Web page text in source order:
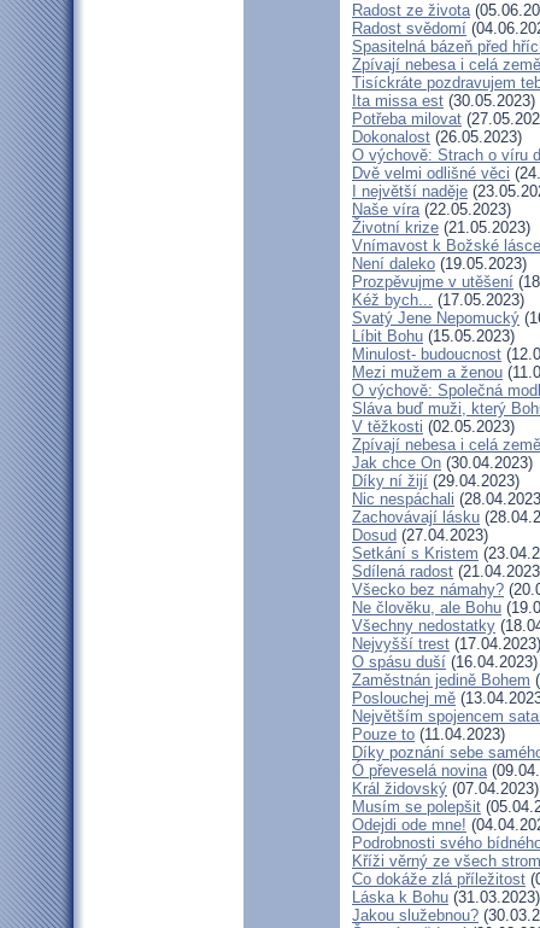
Radost ze života
Radost svědomí
Spasitelná bázeň před
Zpívají nebesa i celá země
Tisíckráte pozdravujem
Ita missa est (30.05.2023)
Potřeba milovat
Dokonalost (26.05.2023)
O výchově: Strach o víru
Dvě velmi odlišné věci
I největší naděje
Naše víra(22.05.2023)
Životní krize (21.05.2023)
Vnímavost k Božské
Není daleko (19.05.2023)
Prozpěvujme v utěšení
Kéž bych... (17.05.2023)
Svatý Jene Nepomucký
Líbit Bohu (15.05.2023)
Minulost- budoucnost
Mezi mužem a ženou
O výchově: Společná
Sláva buď muži, který
V těžkosti (02.05.2023)
Zpívají nebesa i celá země
Jak chce On (30.04.2023)
Díky ní žijí (29.04.2023)
Nic nespáchali
Zachovávají lásku
Dosud (27.04.2023)
Setkání s Kristem
Sdílená radost
Všecko bez námahy?
Ne člověku, ale Bohu
Všechny nedostatky
Nejvyšší trest (17.04.2023)
O spásu duší (16.04.2023)
Zaměstnán jedině Bohem
Poslouchej mě
Největším spojencem
Pouze to (11.04.2023)
Díky poznání sebe
Ó převeselá novina
Král židovský (07.04.2023)
Musím se polepšit
Odejdi ode mne!
Podrobnosti svého
Kříži věrný ze všech
Co dokáže zlá příležitost
Láska k Bohu (31.03.2023)
Jakou služebnou?